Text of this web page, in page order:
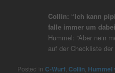
Collin: “Ich kann
falle immer um
Hummel: “Aber nein
auf der Checkliste der
Posted in C-Wurf ,Collin Hummel